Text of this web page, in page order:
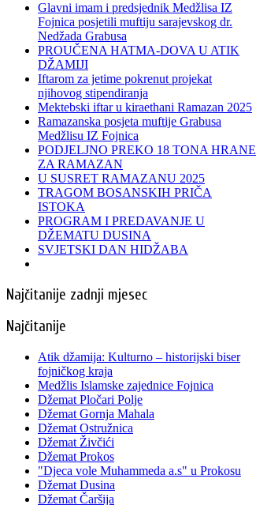
Glavni imam i predsjednik Medžlisa IZ
Fojnica posjetili muftiju sarajevskog dr.
Nedžada Grabusa
PROUČENA HATMA-DOVA U ATIK
DŽAMIJI
Iftarom za jetime pokrenut projekat
njihovog stipendiranja
Mektebski iftar u kiraethani Ramazan 2025
Ramazanska posjeta muftije Grabusa
Medžlisu IZ Fojnica
PODJELJNO PREKO 18 TONA HRANE
ZA RAMAZAN
U SUSRET RAMAZANU 2025
TRAGOM BOSANSKIH PRIČA
ISTOKA
PROGRAM I PREDAVANJE U
DŽEMATU DUSINA
SVJETSKI DAN HIDŽABA
Najčitanije zadnji mjesec
Najčitanije
Atik džamija: Kulturno – historijski biser
fojničkog kraja
Medžlis Islamske zajednice Fojnica
Džemat Pločari Polje
Džemat Gornja Mahala
Džemat Ostružnica
Džemat Živčići
Džemat Prokos
"Djeca vole Muhammeda a.s" u Prokosu
Džemat Dusina
Džemat Čaršija